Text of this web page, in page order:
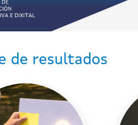
de resultados